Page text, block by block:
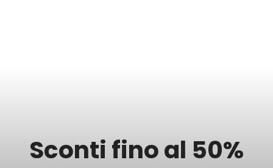
Sconti fino al 50%